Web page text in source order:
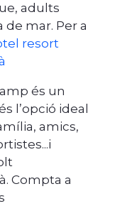
adults
de mar. Per a
resort
és un
l’opció ideal
amics,
Compta a